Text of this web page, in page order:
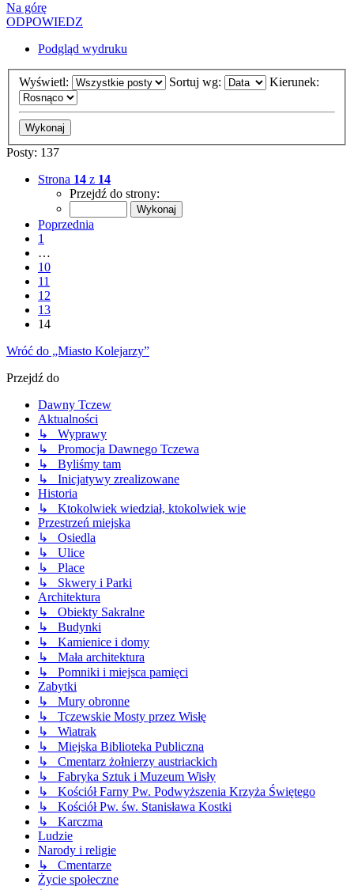
Na górę
ODPOWIEDZ
Podgląd wydruku
Wyświetl: Sortuj wg: Kierunek:
Posty: 137
Strona 14 z 14
Przejdź do strony:
Poprzednia
1
…
10
11
12
13
14
Wróć do „Miasto Kolejarzy”
Przejdź do
Dawny Tczew
Aktualności
↳ Wyprawy
↳ Promocja Dawnego Tczewa
↳ Byliśmy tam
↳ Inicjatywy zrealizowane
Historia
↳ Ktokolwiek wiedział, ktokolwiek wie
Przestrzeń miejska
↳ Osiedla
↳ Ulice
↳ Place
↳ Skwery i Parki
Architektura
↳ Obiekty Sakralne
↳ Budynki
↳ Kamienice i domy
↳ Mała architektura
↳ Pomniki i miejsca pamięci
Zabytki
↳ Mury obronne
↳ Tczewskie Mosty przez Wisłę
↳ Wiatrak
↳ Miejska Biblioteka Publiczna
↳ Cmentarz żołnierzy austriackich
↳ Fabryka Sztuk i Muzeum Wisły
↳ Kościół Farny Pw. Podwyższenia Krzyża Świętego
↳ Kościół Pw. św. Stanisława Kostki
↳ Karczma
Ludzie
Narody i religie
↳ Cmentarze
Życie społeczne